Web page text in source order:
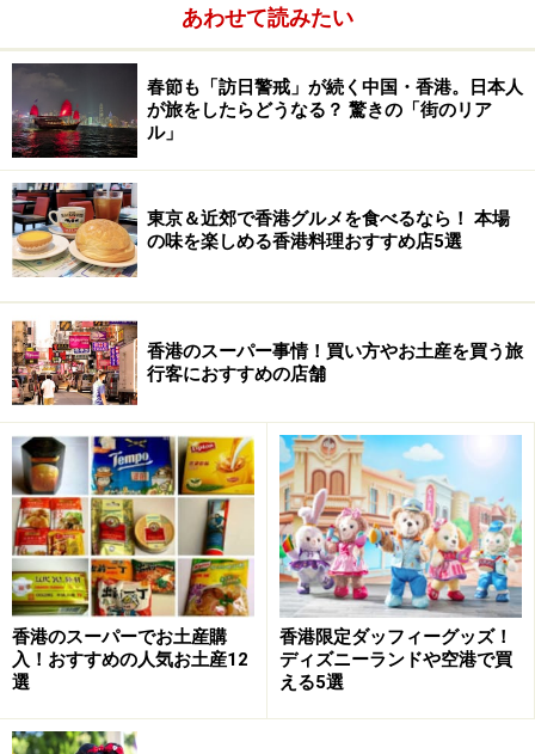
あわせて読みたい
春節も「訪日警戒」が続く中国・香港。日本人
が旅をしたらどうなる？ 驚きの「街のリア
ル」
東京＆近郊で香港グルメを食べるなら！ 本場
の味を楽しめる香港料理おすすめ店5選
香港のスーパー事情！買い方やお土産を買う旅
行客におすすめの店舗
香港のスーパーでお土産購
入！おすすめの人気お土産12
選
香港限定ダッフィーグッズ！
ディズニーランドや空港で買
える5選